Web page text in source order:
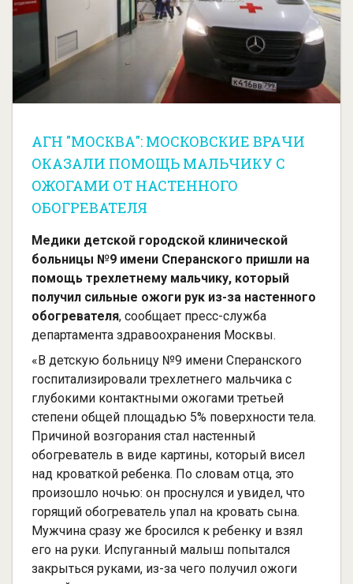
АГН "МОСКВА": МОСКОВСКИЕ ВРАЧИ
ОКАЗАЛИ ПОМОЩЬ МАЛЬЧИКУ С
ОЖОГАМИ ОТ НАСТЕННОГО
ОБОГРЕВАТЕЛЯ
Медики детской городской клинической
больницы №9 имени Сперанского пришли на
помощь трехлетнему мальчику, который
получил сильные ожоги рук из-за настенного
обогревателя, сообщает пресс-служба
департамента здравоохранения Москвы.
«В детскую больницу №9 имени Сперанского
госпитализировали трехлетнего мальчика с
глубокими контактными ожогами третьей
степени общей площадью 5% поверхности тела.
Причиной возгорания стал настенный
обогреватель в виде картины, который висел
над кроваткой ребенка. По словам отца, это
произошло ночью: он проснулся и увидел, что
горящий обогреватель упал на кровать сына.
Мужчина сразу же бросился к ребенку и взял
его на руки. Испуганный малыш попытался
закрыться руками, из-за чего получил ожоги